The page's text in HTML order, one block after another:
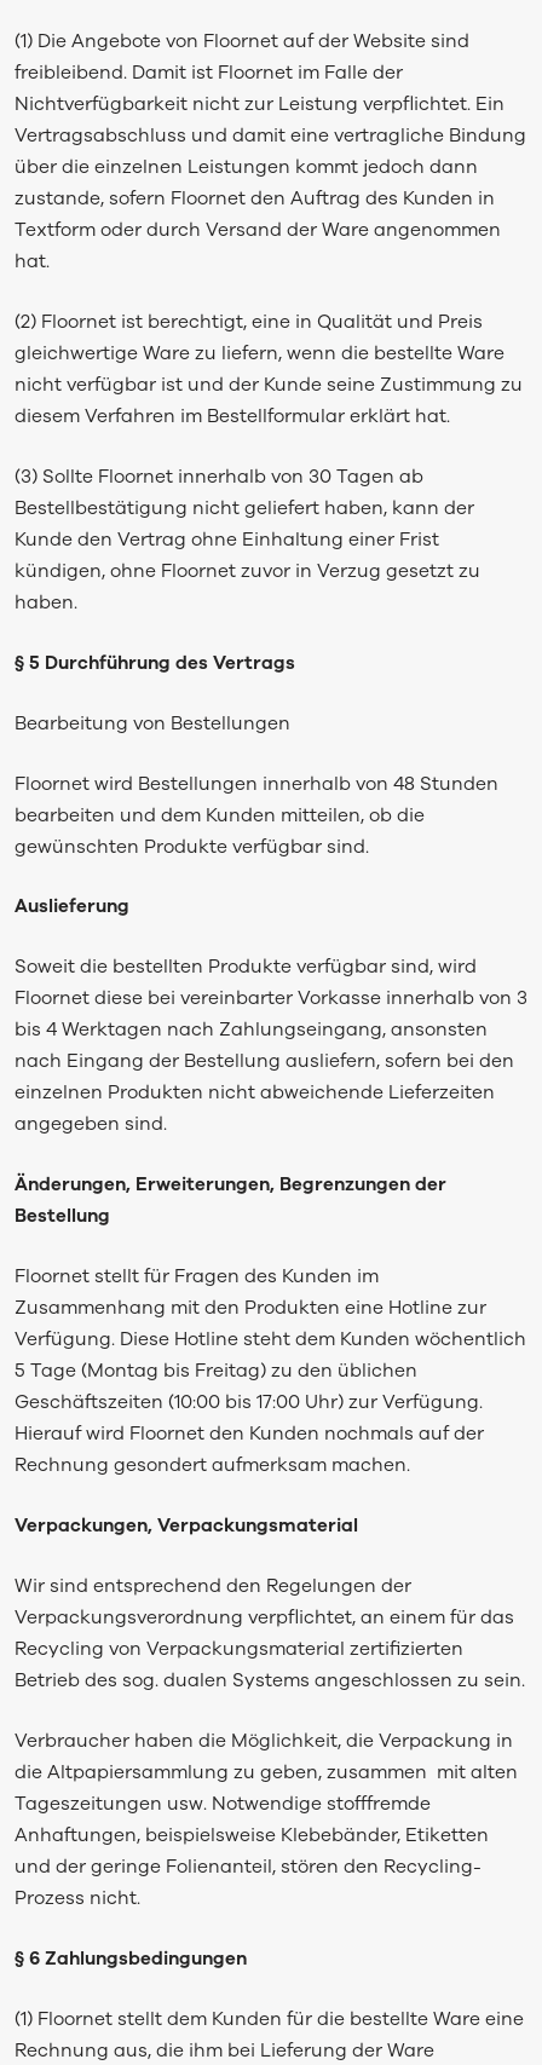
(1) Die Angebote von Floornet auf der Website sind
freibleibend. Damit ist Floornet im Falle der
Nichtverfügbarkeit nicht zur Leistung verpflichtet. Ein
Vertragsabschluss und damit eine vertragliche Bindung
über die einzelnen Leistungen kommt jedoch dann
zustande, sofern Floornet den Auftrag des Kunden in
Textform oder durch Versand der Ware angenommen
hat.
(2) Floornet ist berechtigt, eine in Qualität und Preis
gleichwertige Ware zu liefern, wenn die bestellte Ware
nicht verfügbar ist und der Kunde seine Zustimmung zu
diesem Verfahren im Bestellformular erklärt hat.
(3) Sollte Floornet innerhalb von 30 Tagen ab
Bestellbestätigung nicht geliefert haben, kann der
Kunde den Vertrag ohne Einhaltung einer Frist
kündigen, ohne Floornet zuvor in Verzug gesetzt zu
haben.
§ 5 Durchführung des Vertrags
Bearbeitung von Bestellungen
Floornet wird Bestellungen innerhalb von 48 Stunden
bearbeiten und dem Kunden mitteilen, ob die
gewünschten Produkte verfügbar sind.
Auslieferung
Soweit die bestellten Produkte verfügbar sind, wird
Floornet diese bei vereinbarter Vorkasse innerhalb von 3
bis 4 Werktagen nach Zahlungseingang, ansonsten
nach Eingang der Bestellung ausliefern, sofern bei den
einzelnen Produkten nicht abweichende Lieferzeiten
angegeben sind.
Änderungen, Erweiterungen, Begrenzungen der
Bestellung
Floornet stellt für Fragen des Kunden im
Zusammenhang mit den Produkten eine Hotline zur
Verfügung. Diese Hotline steht dem Kunden wöchentlich
5 Tage (Montag bis Freitag) zu den üblichen
Geschäftszeiten (10:00 bis 17:00 Uhr) zur Verfügung.
Hierauf wird Floornet den Kunden nochmals auf der
Rechnung gesondert aufmerksam machen.
Verpackungen, Verpackungsmaterial
Wir sind entsprechend den Regelungen der
Verpackungsverordnung verpflichtet, an einem für das
Recycling von Verpackungsmaterial zertifizierten
Betrieb des sog. dualen Systems angeschlossen zu sein.
Verbraucher haben die Möglichkeit, die Verpackung in
die Altpapiersammlung zu geben, zusammen mit alten
Tageszeitungen usw. Notwendige stofffremde
Anhaftungen, beispielsweise Klebebänder, Etiketten
und der geringe Folienanteil, stören den Recycling-
Prozess nicht.
§ 6 Zahlungsbedingungen
(1) Floornet stellt dem Kunden für die bestellte Ware eine
Rechnung aus, die ihm bei Lieferung der Ware